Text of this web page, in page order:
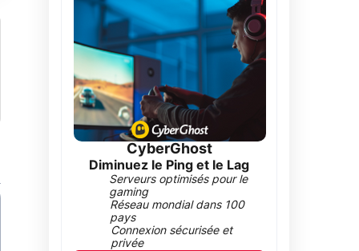
CyberGhost
Diminuez le Ping et le Lag
Serveurs optimisés pour le
gaming
Réseau mondial dans 100
pays
Connexion sécurisée et
privée